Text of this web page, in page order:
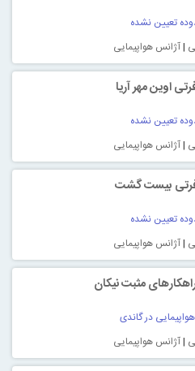
تعیین نشده
|آژانس هواپیمایی
اوین مهر آریا
تعیین نشده
|آژانس هواپیمایی
بیست گشت
تعیین نشده
|آژانس هواپیمایی
مثبت نیکان
در گاندی
|آژانس هواپیمایی